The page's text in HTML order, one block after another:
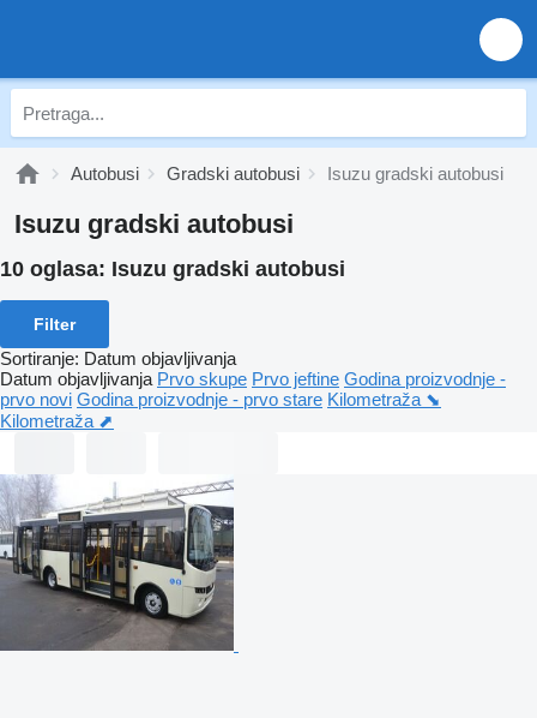
Autobusi Gradski autobusi Isuzu gradski autobusi
Isuzu gradski autobusi
10 oglasa: Isuzu gradski autobusi
Filter
Sortiranje: Datum objavljivanja
Datum objavljivanja Prvo skupe Prvo jeftine Godina proizvodnje -
prvo novi Godina proizvodnje - prvo stare Kilometraža ⬊
Kilometraža ⬈